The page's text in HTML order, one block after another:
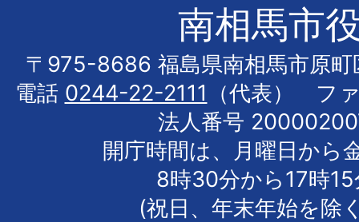
南相馬市
〒975-8686 福島県南相馬市原町
電話 0244-22-2111
（代表） フ
法人番号
開庁時間は、月曜日から
8時30分から17時
(祝日、年末年始を除